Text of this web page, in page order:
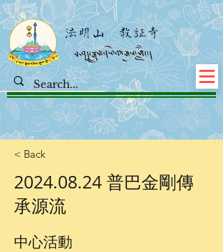
< Back
2024.08.24 普巴金剛傳
承源流
中心活動